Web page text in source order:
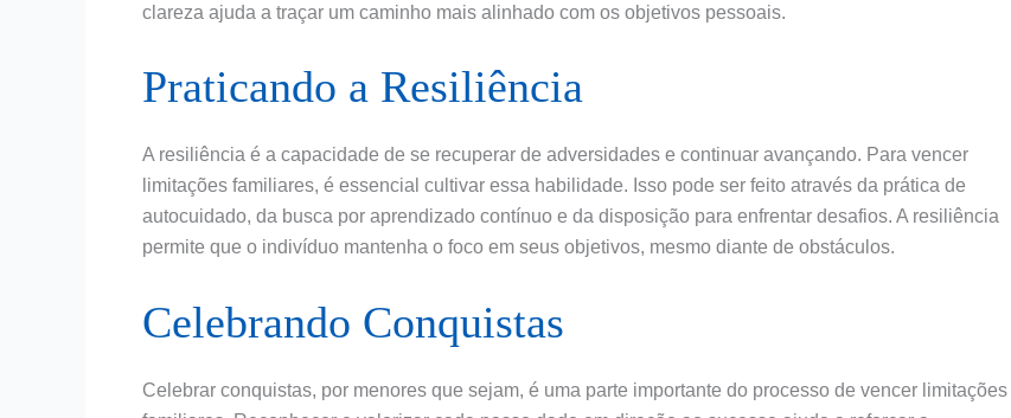
clareza ajuda a traçar um caminho mais alinhado com os objetivos pessoais.
Praticando a Resiliência
A resiliência é a capacidade de se recuperar de adversidades e continuar avançando. Para vencer
limitações familiares, é essencial cultivar essa habilidade. Isso pode ser feito através da prática de
autocuidado, da busca por aprendizado contínuo e da disposição para enfrentar desafios. A resiliência
permite que o indivíduo mantenha o foco em seus objetivos, mesmo diante de obstáculos.
Celebrando Conquistas
Celebrar conquistas, por menores que sejam, é uma parte importante do processo de vencer limitações